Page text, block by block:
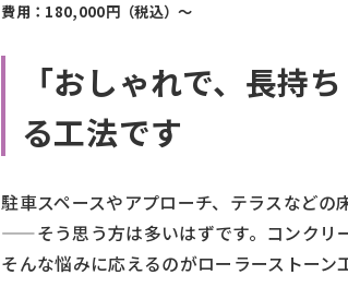
費用：180,000円（税込）〜
「おしゃれで、長持
る工法です
駐車スペースやアプローチ、テラスなど
——そう思う方は多いはずです。コンクリ
そんな悩みに応えるのがローラーストーン